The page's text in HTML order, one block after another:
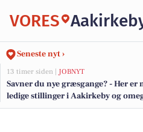
VORES
Seneste nyt ›
13 timer siden | JOBNYT
Savner du nye græsgange? - Her er
ledige stillinger i Aakirkeby og